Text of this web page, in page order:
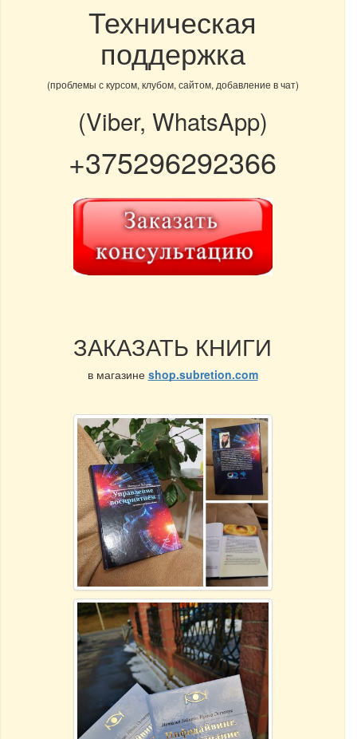
Техническая
поддержка
(проблемы с курсом, клубом, сайтом, добавление в чат)
(Viber, WhatsApp)
+375296292366
ЗАКАЗАТЬ КНИГИ
в магазине shop.subretion.com